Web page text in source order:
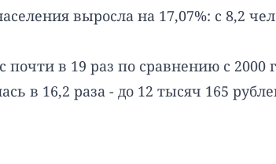
выросла на 17,07%: с 8,2
в 19 раз по сравнению с 2000
в 16,2 раза - до 12 тысяч 165